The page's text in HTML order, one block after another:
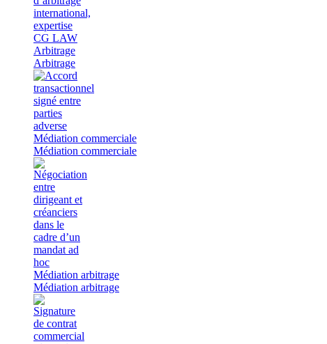
Arbitrage
Arbitrage
Médiation commerciale
Médiation commerciale
Médiation arbitrage
Médiation arbitrage